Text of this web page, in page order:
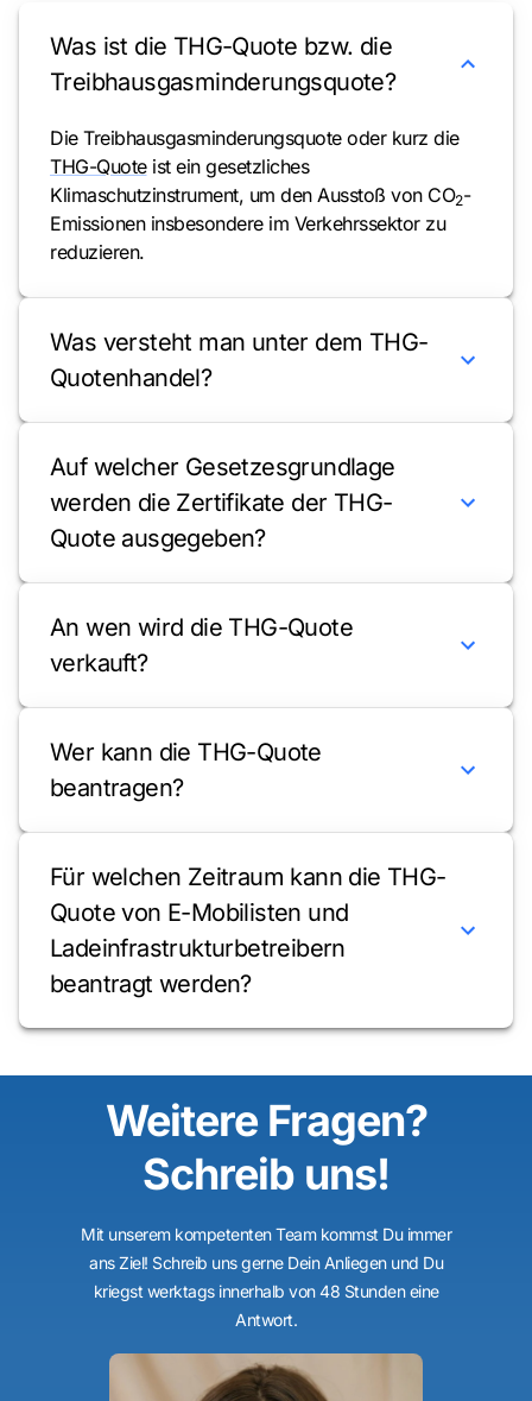
Was ist die THG-Quote bzw. die
Treibhausgasminderungsquote?
Die Treibhausgasminderungsquote oder kurz die
THG-Quote ist ein gesetzliches
Klimaschutzinstrument, um den Ausstoß von CO2-
Emissionen insbesondere im Verkehrssektor zu
reduzieren.
Was versteht man unter dem THG-
Quotenhandel?
Auf welcher Gesetzesgrundlage
werden die Zertifikate der THG-
Quote ausgegeben?
An wen wird die THG-Quote
verkauft?
Wer kann die THG-Quote
beantragen?
Für welchen Zeitraum kann die THG-
Quote von E-Mobilisten und
Ladeinfrastrukturbetreibern
beantragt werden?
Weitere Fragen?
Schreib uns!
Mit unserem kompetenten Team kommst Du immer
ans Ziel! Schreib uns gerne Dein Anliegen und Du
kriegst werktags innerhalb von 48 Stunden eine
Antwort.